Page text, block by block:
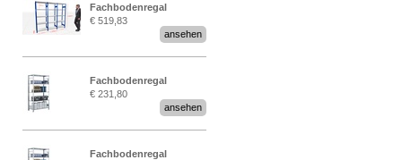
Fachbodenregal
Stecksystem MultiPlus
2,25 Meter breit
€ 519,83
ansehen
Fachbodenregal
Stecksystem MultiPlus
€ 231,80
ansehen
Fachbodenregal